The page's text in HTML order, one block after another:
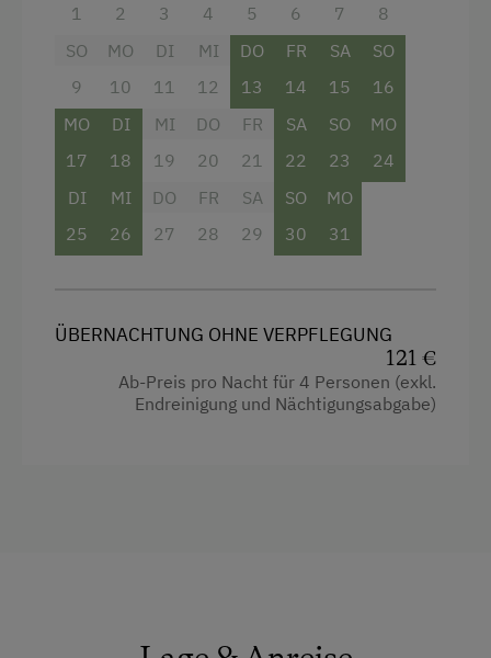
Zentralheizung
Internet
Kostenloses Internet
Umgebung
Almwandern
Badesee
1
2
3
4
5
6
7
8
SO
9
MO
10
DI
11
MI
12
DO
13
FR
14
SA
15
SO
16
MO
17
DI
18
MI
19
DO
20
FR
21
SA
22
SO
23
MO
24
DI
25
MI
26
DO
27
FR
28
SA
29
SO
30
MO
31
ÜBERNACHTUNG OHNE VERPFLEGUNG
121 €
Ab-Preis pro Nacht für 4 Personen (exkl.
Endreinigung und Nächtigungsabgabe)